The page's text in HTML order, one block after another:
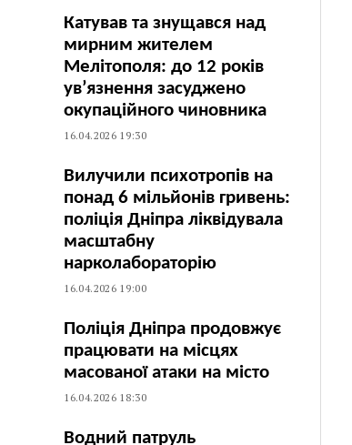
Катував та знущався над
мирним жителем
Мелітополя: до 12 років
ув’язнення засуджено
окупаційного чиновника
16.04.2026 19:30
Вилучили психотропів на
понад 6 мільйонів гривень:
поліція Дніпра ліквідувала
масштабну
нарколабораторію
16.04.2026 19:00
Поліція Дніпра продовжує
працювати на місцях
масованої атаки на місто
16.04.2026 18:30
Водний патруль